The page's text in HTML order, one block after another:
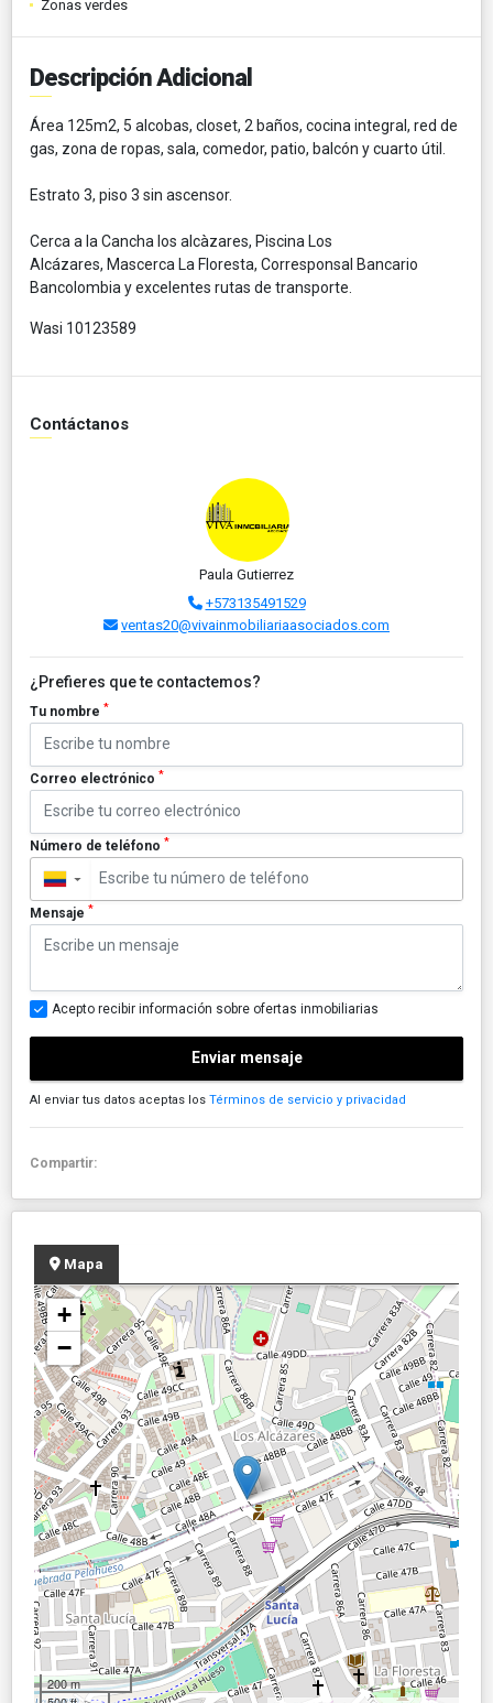
Zonas verdes
Descripción Adicional
Área 125m2, 5 alcobas, closet, 2 baños, cocina integral, red de
gas, zona de ropas, sala, comedor, patio, balcón y cuarto útil.
Estrato 3, piso 3 sin ascensor.
Cerca a la Cancha los alcàzares, Piscina Los
Alcázares, Mascerca La Floresta, Corresponsal Bancario
Bancolombia y excelentes rutas de transporte.
Wasi 10123589
Contáctanos
Paula Gutierrez
+573135491529
ventas20@vivainmobiliariaasociados.com
¿Prefieres que te contactemos?
Tu nombre *
Correo electrónico *
Número de teléfono *
▼
Mensaje *
Acepto recibir información sobre ofertas inmobiliarias
Enviar mensaje
Al enviar tus datos aceptas los Términos de servicio y privacidad
Compartir:
Mapa
+
−
200 m